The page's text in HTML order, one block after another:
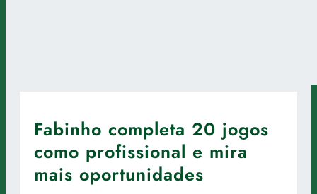
Fabinho completa 20 jogos
como profissional e mira
mais oportunidades